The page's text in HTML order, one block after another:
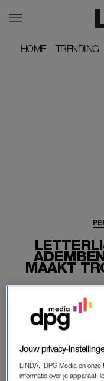
HOME
HOME TRENDING
TRENDING
MAAKT
Een pasgetrouwd
koppel te zien
Met de witte jurk die
Jouw privacy-
LINDA., DPG Media en onze
informatie over je apparaat,